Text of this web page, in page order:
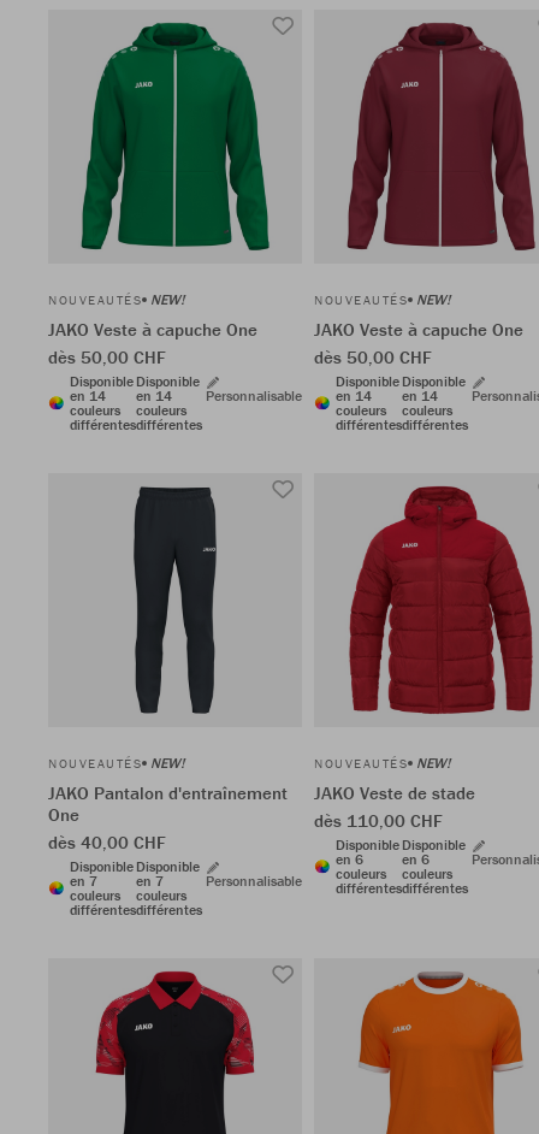
NOUVEAUTÉS NEW!
JAKO Veste à capuche One
dès 50,00 CHF
Disponible
en 14
couleurs
différentes
Disponible
en 14
couleurs
différentes
Personnalisable
NOUVEAUTÉS NEW!
JAKO Veste à capuche One
dès 50,00 CHF
Disponible
en 14
couleurs
différentes
Disponible
en 14
couleurs
différentes
NOUVEAUTÉS NEW!
JAKO Pantalon d'entraînement
One
dès 40,00 CHF
Disponible
en 7
couleurs
différentes
Disponible
en 7
couleurs
différentes
Personnalisable
NOUVEAUTÉS NEW!
JAKO Veste de stade
dès 110,00 CHF
Disponible
en 6
couleurs
différentes
Disponible
en 6
couleurs
différentes